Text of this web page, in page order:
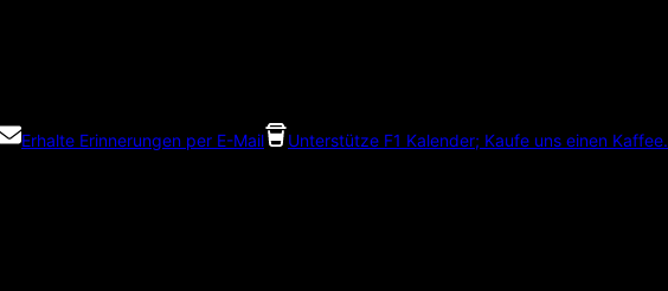
Erhalte Erinnerungen per E-Mail
Unterstütze F1 Kalender; Kaufe uns einen Kaffee.